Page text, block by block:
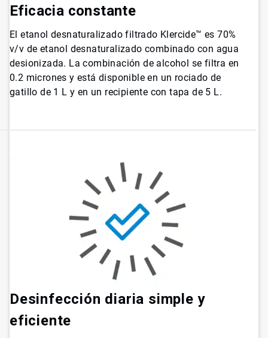
Eficacia constante
El etanol desnaturalizado filtrado Klercide™ es 70%
v/v de etanol desnaturalizado combinado con agua
desionizada. La combinación de alcohol se filtra en
0.2 micrones y está disponible en un rociado de
gatillo de 1 L y en un recipiente con tapa de 5 L.
Desinfección diaria simple y
eficiente